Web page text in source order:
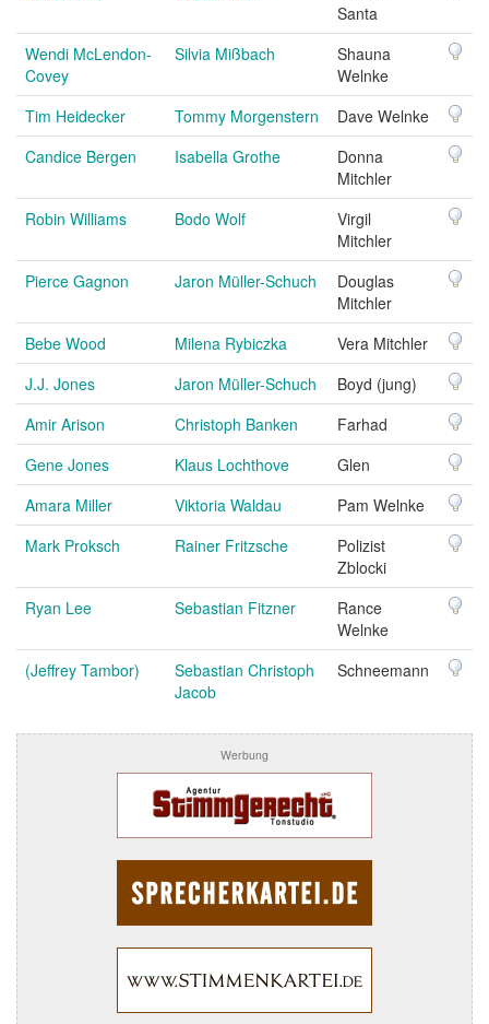
Santa
Wendi McLendon-
Covey
Silvia Mißbach
Shauna
Welnke
Tim Heidecker
Tommy Morgenstern
Dave Welnke
Candice Bergen
Isabella Grothe
Donna
Mitchler
Robin Williams
Bodo Wolf
Virgil
Mitchler
Pierce Gagnon
Jaron Müller-Schuch
Douglas
Mitchler
Bebe Wood
Milena Rybiczka
Vera Mitchler
J.J. Jones
Jaron Müller-Schuch
Boyd (jung)
Amir Arison
Christoph Banken
Farhad
Gene Jones
Klaus Lochthove
Glen
Amara Miller
Viktoria Waldau
Pam Welnke
Mark Proksch
Rainer Fritzsche
Polizist
Zblocki
Ryan Lee
Sebastian Fitzner
Rance
Welnke
(Jeffrey Tambor)
Sebastian Christoph
Jacob
Schneemann
Werbung